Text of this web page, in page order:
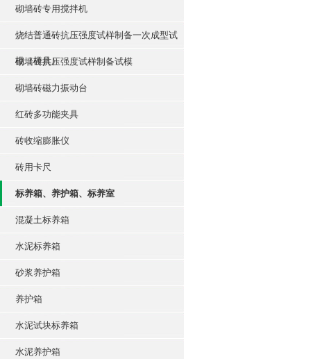
砌墙砖专用搅拌机
烧结普通砖抗压强度试样制备一次成型试
模（模具）
砌墙砖抗压强度试样制备试模
砌墙砖磁力振动台
红砖多功能夹具
砖收缩膨胀仪
砖用卡尺
标养箱、养护箱、标养室
混凝土标养箱
水泥标养箱
砂浆养护箱
养护箱
水泥试块标养箱
水泥养护箱